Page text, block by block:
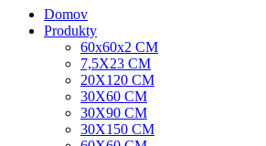
Domov
Produkty
60x60x2 CM
7,5X23 CM
20X120 CM
30X60 CM
30X90 CM
30X150 CM